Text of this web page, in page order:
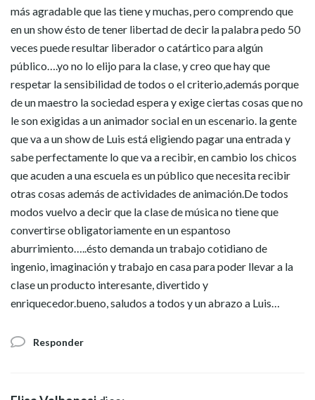
más agradable que las tiene y muchas, pero comprendo que
en un show ésto de tener libertad de decir la palabra pedo 50
veces puede resultar liberador o catártico para algún
público….yo no lo elijo para la clase, y creo que hay que
respetar la sensibilidad de todos o el criterio,además porque
de un maestro la sociedad espera y exige ciertas cosas que no
le son exigidas a un animador social en un escenario. la gente
que va a un show de Luis está eligiendo pagar una entrada y
sabe perfectamente lo que va a recibir, en cambio los chicos
que acuden a una escuela es un público que necesita recibir
otras cosas además de actividades de animación.De todos
modos vuelvo a decir que la clase de música no tiene que
convertirse obligatoriamente en un espantoso
aburrimiento…..ésto demanda un trabajo cotidiano de
ingenio, imaginación y trabajo en casa para poder llevar a la
clase un producto interesante, divertido y
enriquecedor.bueno, saludos a todos y un abrazo a Luis…
Responder